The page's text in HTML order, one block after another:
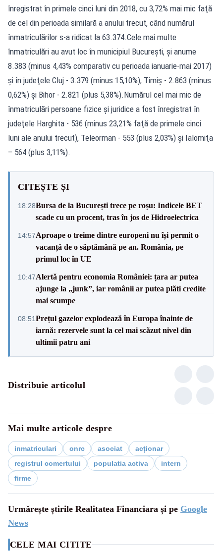
înregistrat în primele cinci luni din 2018, cu 3,72% mai mic faţă
de cel din perioada similară a anului trecut, când numărul
înmatriculărilor s-a ridicat la 63.374.Cele mai multe
înmatriculări au avut loc în municipiul Bucureşti, şi anume
8.383 (minus 4,43% comparativ cu perioada ianuarie-mai 2017)
şi în judeţele Cluj - 3.379 (minus 15,10%), Timiş - 2.863 (minus
0,62%) şi Bihor - 2.821 (plus 5,38%).Numărul cel mai mic de
înmatriculări persoane fizice şi juridice a fost înregistrat în
judeţele Harghita - 536 (minus 23,21% faţă de primele cinci
luni ale anului trecut), Teleorman - 553 (plus 2,03%) şi Ialomiţa
– 564 (plus 3,11%).
CITEȘTE ȘI
18:28Bursa de la București trece pe roșu: Indicele BET
scade cu un procent, tras în jos de Hidroelectrica
14:57Aproape o treime dintre europeni nu își permit o
vacanță de o săptămână pe an. România, pe
primul loc în UE
10:47Alertă pentru economia României: țara ar putea
ajunge la „junk”, iar românii ar putea plăti credite
mai scumpe
08:51Prețul gazelor explodează în Europa înainte de
iarnă: rezervele sunt la cel mai scăzut nivel din
ultimii patru ani
Distribuie articolul
Mai multe articole despre
inmatriculari onrc asociat
acționar
registrul comertului
populatia activa
intern
firme
Urmărește știrile Realitatea Financiara și pe Google
News
CELE MAI CITITE